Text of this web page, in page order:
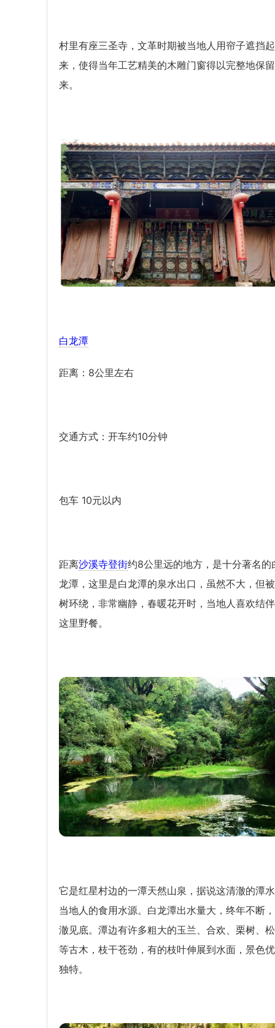
村里有座三圣寺，文革时期被当地人用帘子遮挡起
来，使得当年工艺精美的木雕门窗得以完整地保
来。
白龙潭
距离：8公里左右
交通方式：开车约10分钟
包车 10元以内
距离沙溪寺登街约8公里远的地方，是十分著名的
龙潭，这里是白龙潭的泉水出口，虽然不大，但
树环绕，非常幽静，春暖花开时，当地人喜欢结
这里野餐。
它是红星村边的一潭天然山泉，据说这清澈的潭
当地人的食用水源。白龙潭出水量大，终年不断
澈见底。潭边有许多粗大的玉兰、合欢、栗树、
等古木，枝干苍劲，有的枝叶伸展到水面，景色
独特。